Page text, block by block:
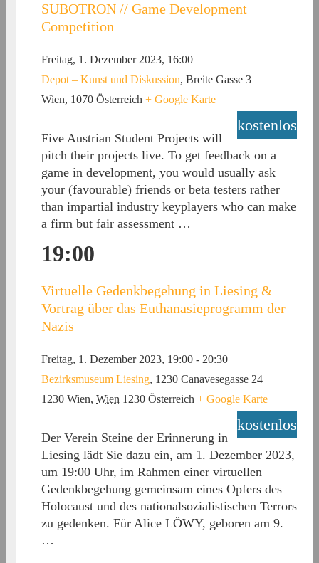
SUBOTRON // Game Development
Competition
Freitag, 1. Dezember 2023, 16:00
Depot – Kunst und Diskussion, Breite Gasse 3
Wien, 1070 Österreich + Google Karte
kostenlos
Five Austrian Student Projects will
pitch their projects live. To get feedback on a
game in development, you would usually ask
your (favourable) friends or beta testers rather
than impartial industry keyplayers who can make
a firm but fair assessment …
19:00
Virtuelle Gedenkbegehung in Liesing &
Vortrag über das Euthanasieprogramm der
Nazis
Freitag, 1. Dezember 2023, 19:00 - 20:30
Bezirksmuseum Liesing, 1230 Canavesegasse 24
1230 Wien, Wien 1230 Österreich + Google Karte
kostenlos
Der Verein Steine der Erinnerung in
Liesing lädt Sie dazu ein, am 1. Dezember 2023,
um 19:00 Uhr, im Rahmen einer virtuellen
Gedenkbegehung gemeinsam eines Opfers des
Holocaust und des nationalsozialistischen Terrors
zu gedenken. Für Alice LÖWY, geboren am 9.
…